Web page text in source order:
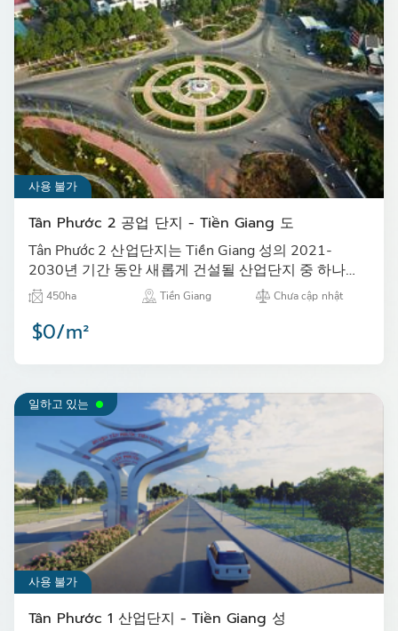
사용 불가
Tân Phước 2 공업 단지 - Tiền Giang 도
Tân Phước 2 산업단지는 Tiền Giang 성의 2021-
2030년 기간 동안 새롭게 건설될 산업단지 중 하나로,
계획 면적은 450 헥타르입니다.…
450ha Tiền Giang Chưa cập nhật
$0/m²
일하고 있는
사용 불가
Tân Phước 1 산업단지 - Tiền Giang 성